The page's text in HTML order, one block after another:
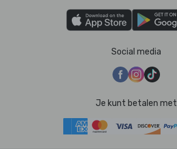
Social media
Je kunt betalen met